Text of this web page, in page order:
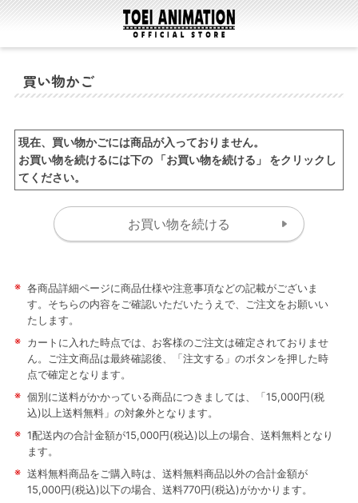
買い物かご
現在、買い物かごには商品が入っておりません。
お買い物を続けるには下の 「お買い物を続ける」 をクリックし
てください。
※ 各商品詳細ページに商品仕様や注意事項などの記載がございま
す。そちらの内容をご確認いただいたうえで、ご注文をお願いい
たします。
※ カートに入れた時点では、お客様のご注文は確定されておりませ
ん。ご注文商品は最終確認後、「注文する」のボタンを押した時
点で確定となります。
※ 個別に送料がかかっている商品につきましては、「15,000円(税
込)以上送料無料」の対象外となります。
※ 1配送内の合計金額が15,000円(税込)以上の場合、送料無料となり
ます。
※ 送料無料商品をご購入時は、送料無料商品以外の合計金額が
15,000円(税込)以下の場合、送料770円(税込)がかかります。